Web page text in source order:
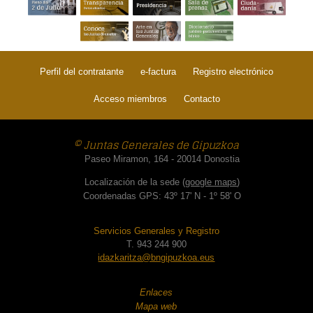
Perfil del contratante e-factura Registro electrónico
Acceso miembros Contacto
© Juntas Generales de Gipuzkoa
Paseo Miramon, 164 - 20014 Donostia
Localización de la sede (google maps)
Coordenadas GPS: 43º 17' N - 1º 58' O
Servicios Generales y Registro
T. 943 244 900
idazkaritza@bngipuzkoa.eus
Enlaces
Mapa web